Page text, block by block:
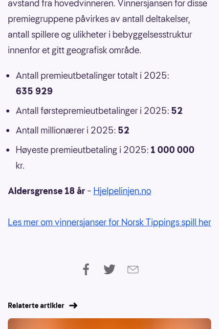
avstand fra hovedvinneren. Vinnersjansen for disse
premiegruppene påvirkes av antall deltakelser,
antall spillere og ulikheter i bebyggelsesstruktur
innenfor et gitt geografisk område.
Antall premieutbetalinger totalt i 2025:
635 929
Antall førstepremieutbetalinger i 2025: 52
Antall millionærer i 2025: 52
Høyeste premieutbetaling i 2025: 1 000 000
kr.
Aldersgrense 18 år – Hjelpelinjen.no
Les mer om vinnersjanser for Norsk Tippings spill her
Relaterte artikler